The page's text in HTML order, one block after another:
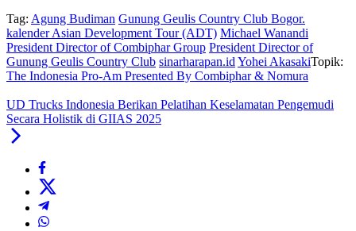
Tag: Agung Budiman Gunung Geulis Country Club Bogor.
kalender Asian Development Tour (ADT) Michael Wanandi
President Director of Combiphar Group President Director of
Gunung Geulis Country Club sinarharapan.id Yohei AkasakiTopik:
The Indonesia Pro-Am Presented By Combiphar & Nomura
UD Trucks Indonesia Berikan Pelatihan Keselamatan Pengemudi
Secara Holistik di GIIAS 2025